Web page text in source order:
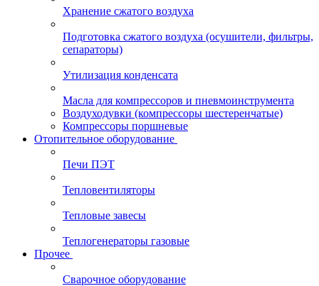
Хранение сжатого воздуха
Подготовка сжатого воздуха (осушители, фильтры,
сепараторы)
Утилизация конденсата
Масла для компрессоров и пневмоинструмента
Воздуходувки (компрессоры шестеренчатые)
Компрессоры поршневые
Отопительное оборудование
Печи ПЭТ
Тепловентиляторы
Тепловые завесы
Теплогенераторы газовые
Прочее
Сварочное оборудование